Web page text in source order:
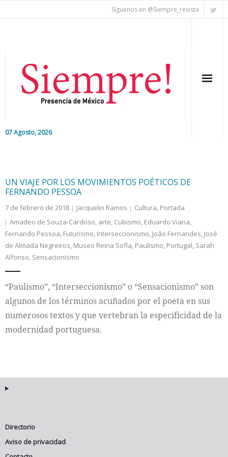
Síguenos en @Siempre_revista
07 Agosto, 2026
Colaboradores
Internacional
UN VIAJE POR LOS MOVIMIENTOS POÉTICOS DE
FERNANDO PESSOA
7 de febrero de 2018 Jacquelin Ramos Cultura, Portada
Amadeo de Souza-Cardoso, arte, Cubismo, Eduardo Viana,
Fernando Pessoa, Futurismo, Interseccionismo, João Fernandes, José
de Almada Negreiros, Museo Reina Sofía, Paulismo, Portugal, Sarah
Alfonso, Sensacionismo
“Paulismo”, “Interseccionismo” o “Sensacionismo” son
algunos de los términos acuñados por el poeta en sus
numerosos textos y que vertebran la especificidad de la
modernidad portuguesa.
Directorio
Aviso de privacidad